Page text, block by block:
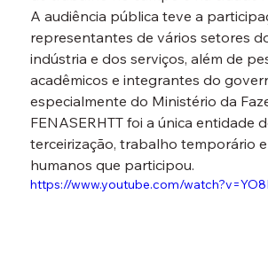
A audiência pública teve a
representantes de vários setores
indústria e dos serviços, além de
acadêmicos e integrantes do
especialmente do Ministério da
FENASERHTT foi a única entidade
terceirização, trabalho temporário
humanos que participou.
https://www.youtube.com/